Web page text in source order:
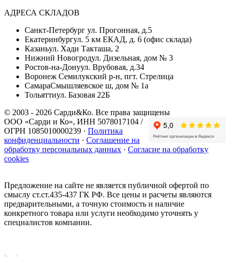
АДРЕСА СКЛАДОВ
Санкт-Петербург ул. Прогонная, д.5
Екатеринбургул. 5 км ЕКАД, д. 6 (офис склада)
Казаньул. Хади Такташа, 2
Нижний Новогродул. Дизельная, дом № 3
Ростов-на-Донуул. Врубовая, д.34
Воронеж Семилукский р-н, пгт. Стрелица
СамараСмышляевское ш, дом № 1а
Тольяттиул. Базовая 22Б
© 2003 - 2026 Сарди&Ко. Все права защищены
ООО «Сарди и Ко», ИНН 5078017104 /
ОГРН 1085010000239 · Политика
конфиденциальности · Соглашение на
обработку персональных данных · Согласие на обработку
cookies
Предложение на сайте не является публичной офертой по
смыслу ст.ст.435-437 ГК РФ. Все цены и расчеты являются
предварительными, а точную стоимость и наличие
конкретного товара или услуги необходимо уточнять у
специалистов компании.